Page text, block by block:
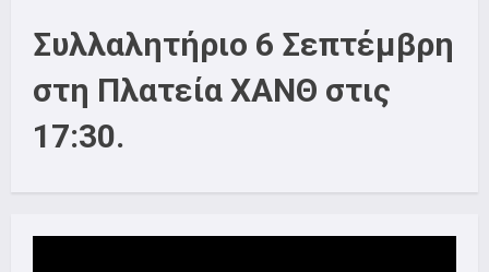
Συλλαλητήριο 6 Σεπτέμβρη
στη Πλατεία ΧΑΝΘ στις
17:30.